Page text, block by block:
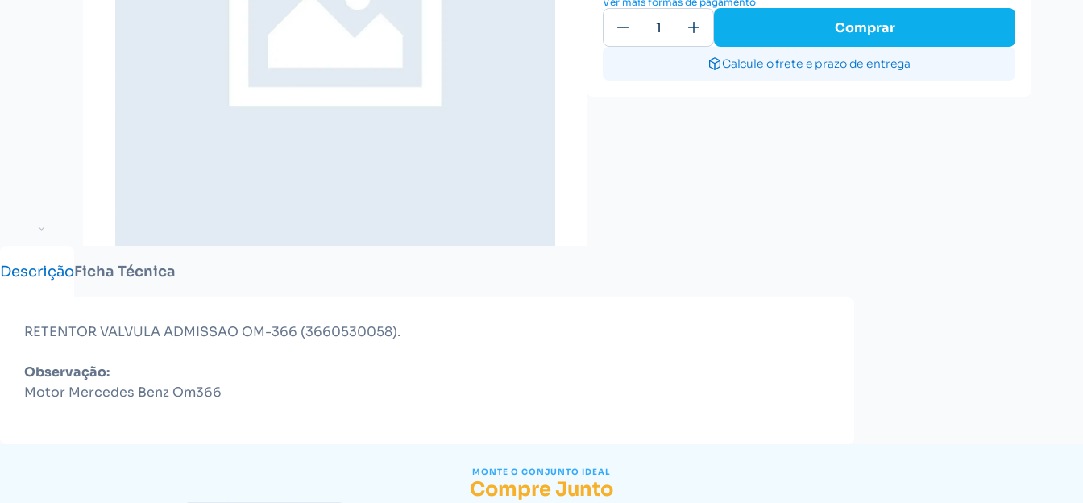
Comprar
Calcule o frete e prazo de entrega
DescriçãoFicha Técnica
RETENTOR VALVULA ADMISSAO OM-366 (3660530058).
Observação:
Motor Mercedes Benz Om366
MONTE O CONJUNTO IDEAL
Compre Junto